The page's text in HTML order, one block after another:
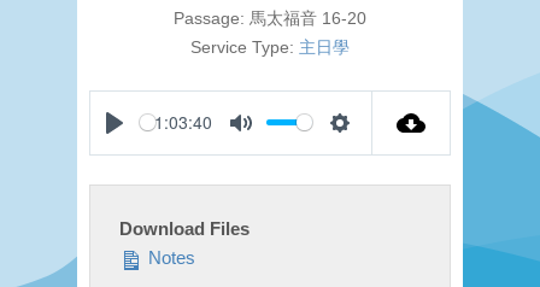
Passage: 馬太福音 16-20
Service Type: 主日學
Play
-1:03:40
Mute Settings
Download Files
Notes